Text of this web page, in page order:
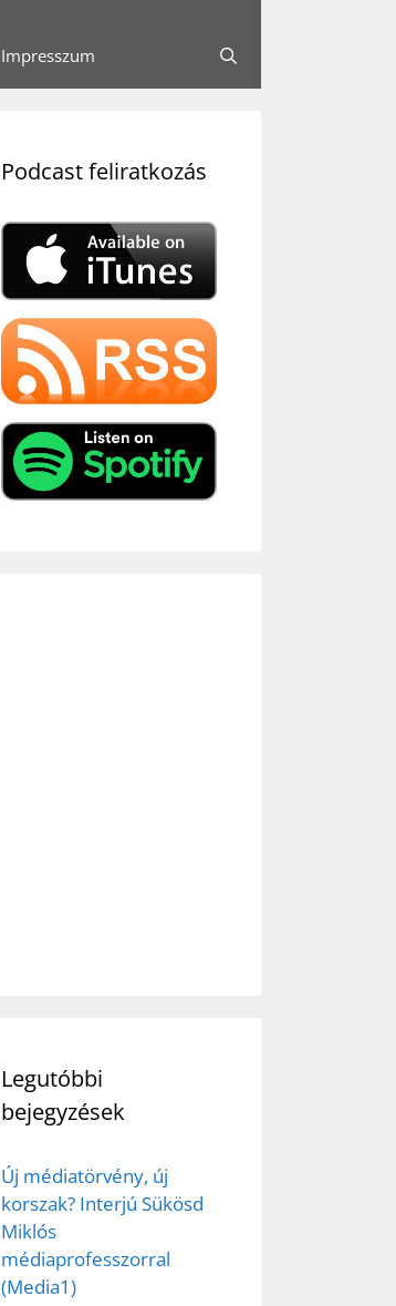
Impresszum
Podcast feliratkozás
Legutóbbi
bejegyzések
Új médiatörvény, új
korszak? Interjú Sükösd
Miklós
médiaprofesszorral
(Media1)